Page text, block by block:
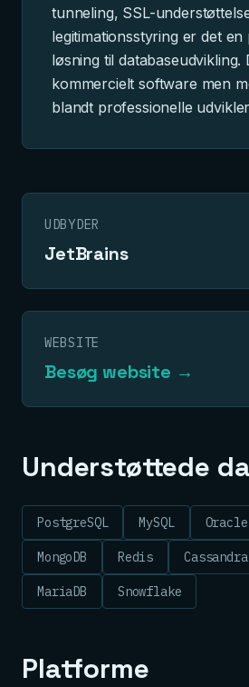
tunneling, SSL-
legitimationsstyring er det
løsning til databaseudvikling.
kommercielt software men
blandt professionelle
UDBYDER
JetBrains
WEBSITE
Besøg website →
Understøttede
PostgreSQL MySQL Oracle
MongoDB Redis Cassandra
MariaDB Snowflake
Platforme